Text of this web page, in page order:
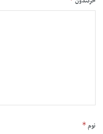
نوم*